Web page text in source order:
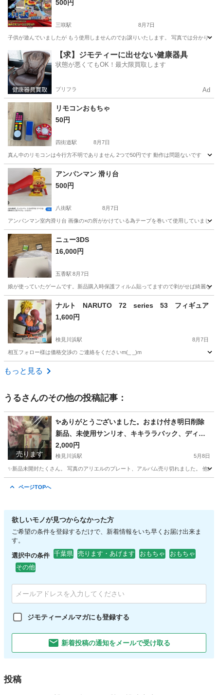
500円
三咲駅 8月7日
子供が遊んでいましたが もう使用しませんのでお譲りいたします。 写真では分かり
千葉 船橋市 三咲駅 ミニカー カーズ
【求】ジモティーに出せない健康器具
状態が悪くてもOK！最大限買取します
プリフラ Ad
リモコンおもちゃ
50円
四街道駅 8月7日
真ん中のリモコンは今行方不明でありません 2つで50円です 動作は問題ないです
千葉 四街道市 四街道駅 おもちゃ
アンパンマン 滑り台
500円
八街駅 8月7日
アンパンマン室内滑り台 画像の×の所がかけている為テープを巻いて使用していまし
千葉 八街市
ニュー3DS
16,000円
五香駅 8月7日
娘が使っていたゲームです。新品購入時保護フィルム貼ってますので剥がせば綺麗な
千葉 松戸市 五香駅
ナルト NARUTO 72 series 53 フィギュア
1,600円
検見川浜駅 8月7日
相互フォロー様は価格交渉の ご連絡をくださいm(_ _)m
千葉 千葉市
もっと見る
うるさんのその他の投稿記事：
売ります
✨ありがとうございました。おまけ付き明日削除
新品、未使用サンリオ、キキララバック、ディズ
ニー今週土曜日か日曜日にお取り引きできる方✨
2,000円
検見川浜駅 5月8日
✨新品未開封たくさん。 写真のアリエルのプレート、アルバム売り切れました。 他
ページTOPへ
欲しいモノが見つからなかった方
ご希望の条件を登録するだけで、新着情報をいち早くお届け出来ま
す。
選択中の条件 千葉県 売ります・あげます おもちゃ
おもちゃ
その他
ジモティーメルマガにも登録する
新着投稿の通知をメールで受け取る
投稿